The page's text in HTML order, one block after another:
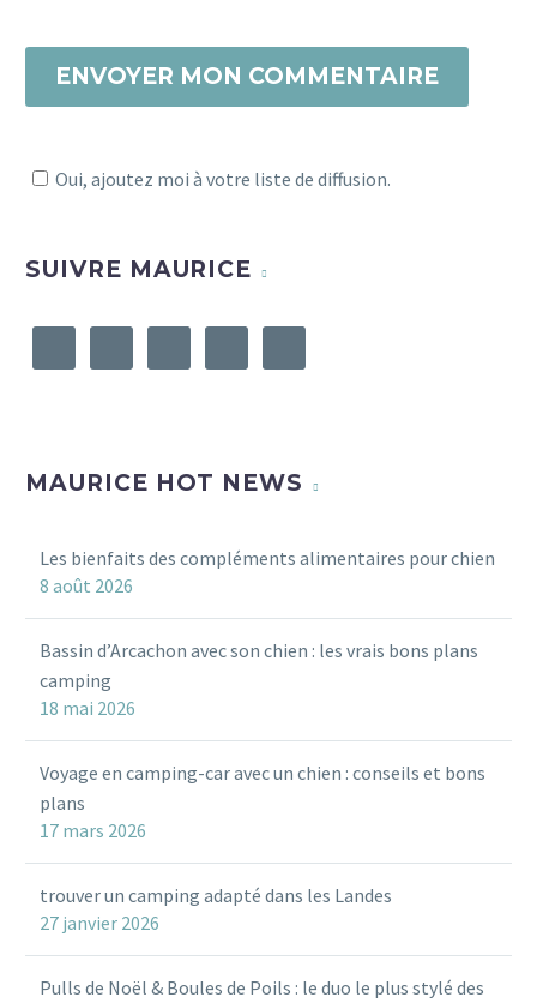
ENVOYER MON COMMENTAIRE
Oui, ajoutez moi à votre liste de diffusion.
SUIVRE MAURICE
MAURICE HOT NEWS
Les bienfaits des compléments alimentaires pour chien
8 août 2026
Bassin d’Arcachon avec son chien : les vrais bons plans
camping
18 mai 2026
Voyage en camping-car avec un chien : conseils et bons
plans
17 mars 2026
trouver un camping adapté dans les Landes
27 janvier 2026
Pulls de Noël & Boules de Poils : le duo le plus stylé des